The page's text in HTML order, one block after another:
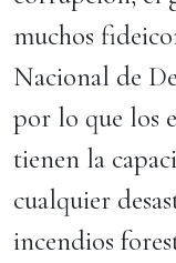
muchos
Nacional de
por lo que los
tienen la
cualquier
incendios